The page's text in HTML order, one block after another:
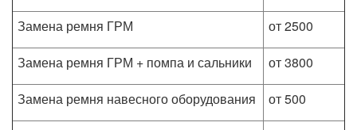
Замена ремня ГРМ
от 2500
Замена ремня ГРМ + помпа и сальники
от 3800
Замена ремня навесного оборудования
от 500